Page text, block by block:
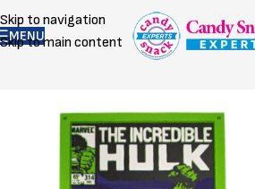
Skip to navigation
Skip to main content
MENU